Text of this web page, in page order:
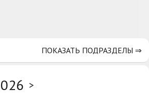
>
ПОКАЗАТЬ ПОДРАЗДЕЛЫ ⇒